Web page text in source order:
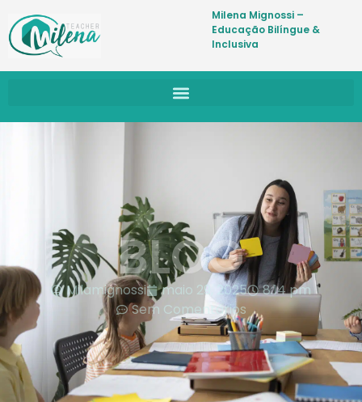
Milena Mignossi –
Educação Bilíngue &
Inclusiva
BLOG
Milamignossi maio 29, 2025
8:14 pm
Sem Comentários